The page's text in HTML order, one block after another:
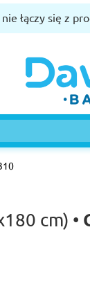
nie łączy się z
cm) •